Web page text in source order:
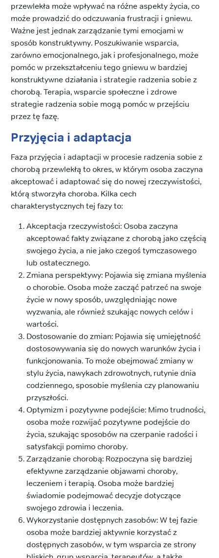
przewlekła może wpływać na różne aspekty życia, co
może prowadzić do odczuwania frustracji i gniewu.
Ważne jest jednak zarządzanie tymi emocjami w
sposób konstruktywny. Poszukiwanie wsparcia,
zarówno emocjonalnego, jak i profesjonalnego, może
pomóc w przekształceniu tego gniewu w bardziej
konstruktywne działania i strategie radzenia sobie z
chorobą. Terapia, wsparcie społeczne i zdrowe
strategie radzenia sobie mogą pomóc w przejściu
przez tę fazę.
Przyjęcia i adaptacja
Faza przyjęcia i adaptacji w procesie radzenia sobie z
chorobą przewlekłą to okres, w którym osoba zaczyna
akceptować i adaptować się do nowej rzeczywistości,
którą stworzyła choroba. Kilka cech
charakterystycznych tej fazy to:
Akceptacja rzeczywistości: Osoba zaczyna
akceptować fakty związane z chorobą jako częścią
swojego życia, a nie jako czegoś tymczasowego
lub ostatecznego.
Zmiana perspektywy: Pojawia się zmiana myślenia
o chorobie. Osoba może zacząć patrzeć na swoje
życie w nowy sposób, uwzględniając nowe
wyzwania, ale również szukając nowych celów i
wartości.
Dostosowanie do zmian: Pojawia się umiejętność
dostosowywania się do nowych warunków życia i
funkcjonowania. To może obejmować zmiany w
stylu życia, nawykach zdrowotnych, rutynie dnia
codziennego, sposobie myślenia czy planowaniu
przyszłości.
Optymizm i pozytywne podejście: Mimo trudności,
osoba może rozwijać pozytywne podejście do
życia, szukając sposobów na czerpanie radości i
satysfakcji pomimo choroby.
Zarządzanie chorobą: Rozpoczyna się bardziej
efektywne zarządzanie objawami choroby,
leczeniem i terapią. Osoba może bardziej
świadomie podejmować decyzje dotyczące
swojego zdrowia i leczenia.
Wykorzystanie dostępnych zasobów: W tej fazie
osoba może bardziej aktywnie korzystać z
dostępnych zasobów, w tym wsparcia ze strony